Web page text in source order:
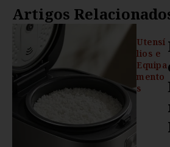
Artigos
Utensí
lios e
Equipa
mento
s